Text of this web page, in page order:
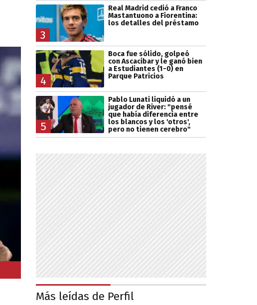
3
Real Madrid cedió a Franco
Mastantuono a Fiorentina:
los detalles del préstamo
4
Boca fue sólido, golpeó
con Ascacibar y le ganó bien
a Estudiantes (1-0) en
Parque Patricios
5
Pablo Lunati liquidó a un
jugador de River: "pensé
que había diferencia entre
los blancos y los 'otros',
pero no tienen cerebro"
Más leídas de Perfil